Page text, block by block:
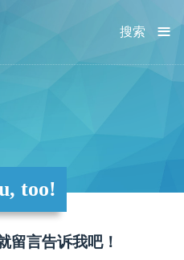
≡
搜索
too!
留言告诉我吧！